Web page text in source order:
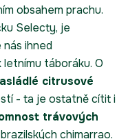
obsahem prachu.
Selecty, je
nás ihned
táboráku. O
citrusové
- ta je ostatně cítit i
trávových
brazilských chimarrao.